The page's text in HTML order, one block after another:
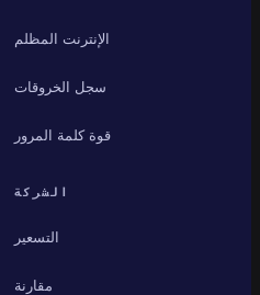
الإنترنت المظلم
سجل الخروقات
قوة كلمة المرور
الشركة
التسعير
مقارنة